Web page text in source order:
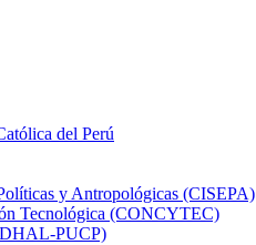
del Perú
y Antropológicas (CISEPA)
Tecnológica (CONCYTEC)
PUCP)